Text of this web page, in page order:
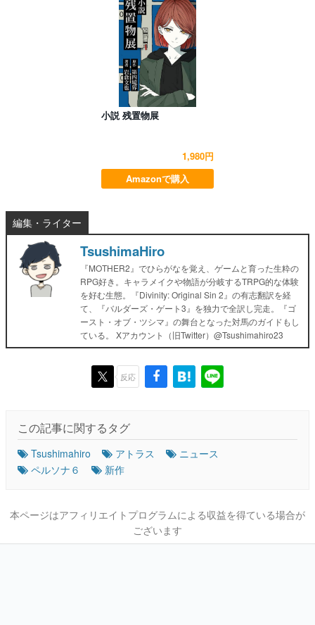
小説 残置物展
1,980円
Amazonで購入
編集・ライター
TsushimaHiro
『MOTHER2』でひらがなを覚え、ゲームと育った生粋の
RPG好き。キャラメイクや物語が分岐するTRPG的な体験
を好む生態。『Divinity: Original Sin 2』の有志翻訳を経
て、『バルダーズ・ゲート3』を独力で全訳し完走。『ゴ
ースト・オブ・ツシマ』の舞台となった対馬のガイドもし
ている。 Xアカウント（旧Twitter）@Tsushimahiro23
反応
この記事に関するタグ
Tsushimahiro アトラス
ニュース
ペルソナ６
新作
本ページはアフィリエイトプログラムによる収益を得ている場合が
ございます